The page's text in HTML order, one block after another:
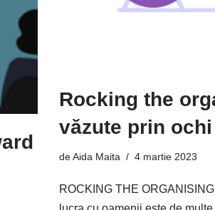
Rocking the
văzute prin
deAida Maita 4 martie 2023
ROCKING THE